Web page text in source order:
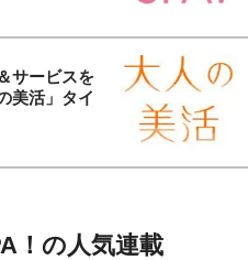
サービスを
美活」タイ
！の人気連載